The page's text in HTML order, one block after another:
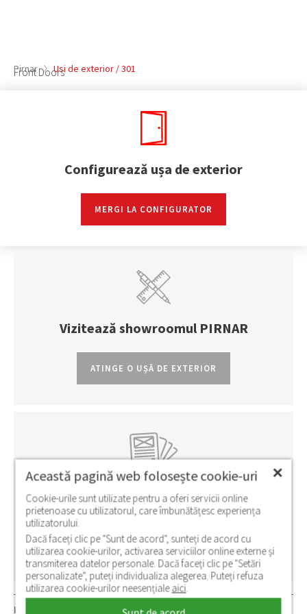
Pirnar Usi de exterior / 301
Front Doors
Configurează ușa de exterior
MERGI LA CONFIGURATOR
Vizitează showroomul PIRNAR
ATINGE O UȘĂ DE EXTERIOR
Descarcă cataloagele cu usi de exterior
DESCOPERĂ TOATE MODELELE DE UȘI DE
EXTERIOR
PIRNAR ROMANIA
Această pagină web folosește cookie-uri
Cookie-urile sunt utilizate pentru a oferi servicii online
prietenoase cu utilizatorul, care îmbunătățesc experiența
utilizatorului.
Dacă faceți clic pe "Sunt de acord", sunteți de acord cu
utilizarea cookie-urilor, activarea serviciilor online externe și
transmiterea datelor personale. Dacă faceți clic pe "Setări
personalizate", puteți individualiza alegerea. Puteți refuza
utilizarea cookie-urilor neesențialeaici.
✕